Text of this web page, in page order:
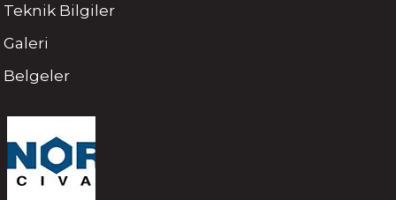
Teknik Bilgiler
Galeri
Belgeler